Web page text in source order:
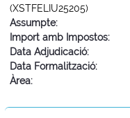
(XSTFELIU25205)
Assumpte:
Import amb Impostos:
Data Adjudicació:
Data Formalització:
Àrea: